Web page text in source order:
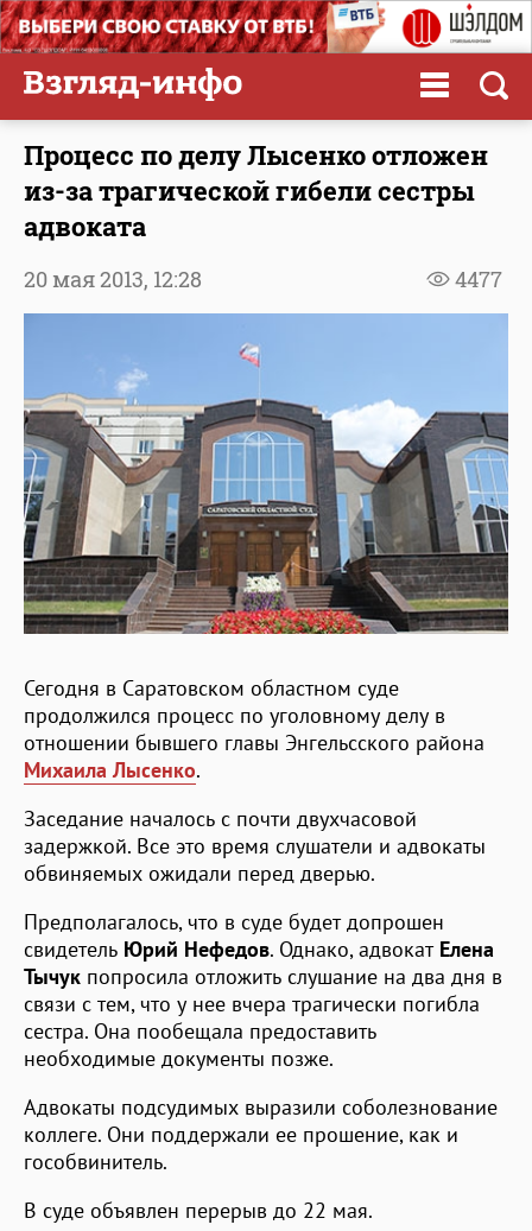
Процесс по делу Лысенко отложен
из-за трагической гибели сестры
адвоката
4477
20 мая 2013, 12:28
Сегодня в Саратовском областном суде
продолжился процесс по уголовному делу в
отношении бывшего главы Энгельсского района
Михаила Лысенко.
Заседание началось с почти двухчасовой
задержкой. Все это время слушатели и адвокаты
обвиняемых ожидали перед дверью.
Предполагалось, что в суде будет допрошен
свидетель Юрий Нефедов. Однако, адвокат Елена
Тычук попросила отложить слушание на два дня в
связи с тем, что у нее вчера трагически погибла
сестра. Она пообещала предоставить
необходимые документы позже.
Адвокаты подсудимых выразили соболезнование
коллеге. Они поддержали ее прошение, как и
гособвинитель.
В суде объявлен перерыв до 22 мая.